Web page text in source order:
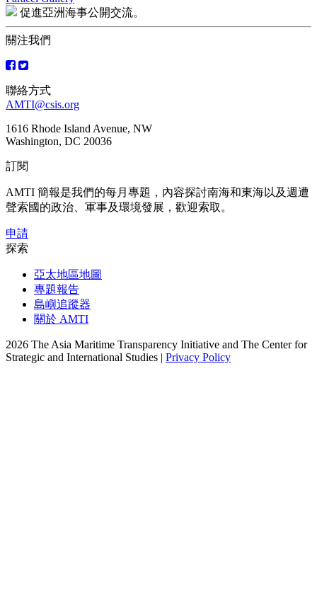
章
導
覽
促進亞洲海事公開交流。
關注我們
聯絡方式
AMTI@csis.org
1616 Rhode Island Avenue, NW
Washington, DC 20036
訂閱
AMTI 簡報是我們的每月專題，內容探討南海和東海以及週遭
聲索國的政治、軍事及環境發展，歡迎索取。
申請
探索
亞太地區地圖
專題報告
島嶼追蹤器
關於 AMTI
2026 The Asia Maritime Transparency Initiative and The Center for
Strategic and International Studies | Privacy Policy